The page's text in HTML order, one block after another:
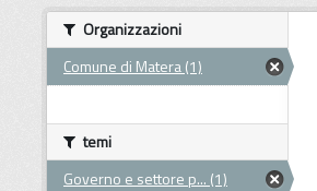
Organizzazioni
Comune di Matera (1)
temi
Governo e settore p... (1)